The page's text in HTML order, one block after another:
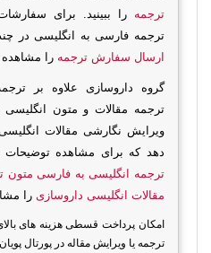
ترجمه را ببینید. برای
ترجمه فارسی به انگلیسی در
ارسال سفارش ترجمه را مشاهده
گروه داروسازی علاوه بر
ترجمه مقالات و متون
ویرایش نگارشی مقالات
دهد که برای مشاهده
ترجمه انگلیسی به فارسی
مقالات انگلیسی داروسازی را
امکان پرداخت قسطی هزینه های
ترجمه یا ویرایش مقاله در پورتال